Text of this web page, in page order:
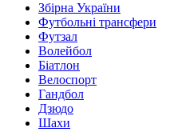
Збірна України
Футбольні трансфери
Футзал
Волейбол
Біатлон
Велоспорт
Гандбол
Дзюдо
Шахи